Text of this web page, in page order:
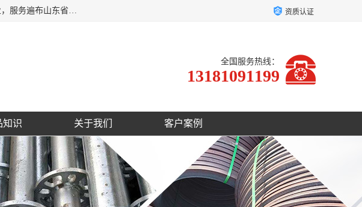
聊城市开发区正堂金属制品有限公司是一家专业的五金配件、钢管、法兰盘、冲压异型件加工等生成销售企业，服务遍布山东省聊城、济南、青岛、淄博、枣庄、东营烟台等地区，经营包括冲压法兰毛坯，冲压异型(形)件加工，热扩法兰毛坯，锻打法兰盘毛坯，法兰加强圈，环形锻件加工，版辊堵头毛坯，哑铃配重件等产品的生产和销售，业务上精益求精，生产产品精度高，配件标准赢得业内企业及其它组织与公民的一致好评。 资质认证
全国服务热线：
13181091199
知识 关于我们 客户案例